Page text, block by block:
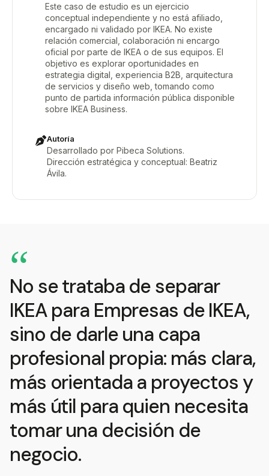
Este caso de estudio es un ejercicio
conceptual independiente y no está afiliado,
encargado ni validado por IKEA. No existe
relación comercial, colaboración ni encargo
oficial por parte de IKEA o de sus equipos. El
objetivo es explorar oportunidades en
estrategia digital, experiencia B2B, arquitectura
de servicios y diseño web, tomando como
punto de partida información pública disponible
sobre IKEA Business.
Autoría
Desarrollado por Pibeca Solutions.
Dirección estratégica y conceptual: Beatriz
Ávila.
“
No se trataba de separar
IKEA para Empresas de IKEA,
sino de darle una capa
profesional propia: más clara,
más orientada a proyectos y
más útil para quien necesita
tomar una decisión de
negocio.